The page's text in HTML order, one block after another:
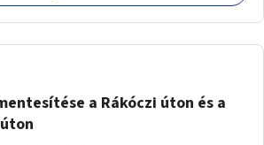
a Rákóczi úton és a